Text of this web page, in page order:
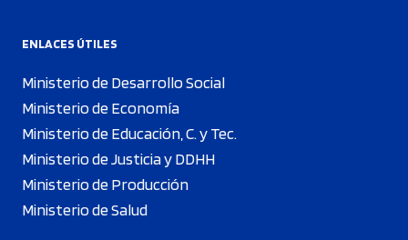
ENLACES ÚTILES
Ministerio de Desarrollo Social
Ministerio de Economía
Ministerio de Educación, C. y Tec.
Ministerio de Justicia y DDHH
Ministerio de Producción
Ministerio de Salud